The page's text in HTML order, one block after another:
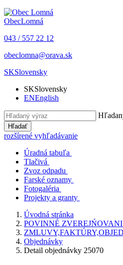
ObecLomná
043 / 557 22 12
obeclomna@orava.sk
SKSlovensky
SKSlovensky
ENEnglish
Hľadať
rozšírené vyhľadávanie
Úradná tabuľa
Tlačivá
Zvoz odpadu
Farské oznamy
Fotogaléria
Projekty a granty
Úvodná stránka
POVINNÉ
Objednávky
Detail objednávky 25070